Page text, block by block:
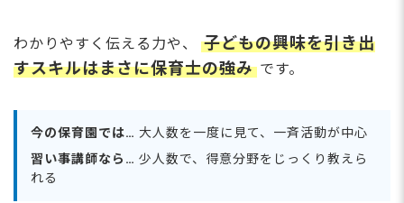
わかりやすく伝える力や、
子どもの興味を引き出
すスキルはまさに保育士の強み です。
今の保育園では… 大人数を一度に見て、一斉活動が中心
習い事講師なら… 少人数で、得意分野をじっくり教えら
れる